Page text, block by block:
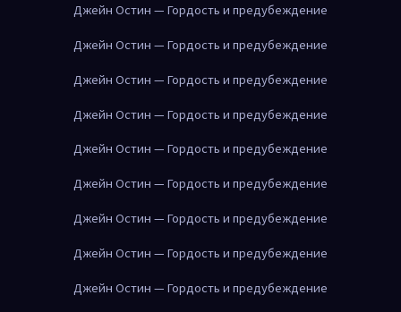
Джейн Остин — Гордость и предубеждение
Джейн Остин — Гордость и предубеждение
Джейн Остин — Гордость и предубеждение
Джейн Остин — Гордость и предубеждение
Джейн Остин — Гордость и предубеждение
Джейн Остин — Гордость и предубеждение
Джейн Остин — Гордость и предубеждение
Джейн Остин — Гордость и предубеждение
Джейн Остин — Гордость и предубеждение